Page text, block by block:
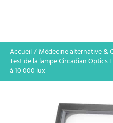
Accueil
Médecine alternative &
Test de la lampe Circadian Optics
à 10 000 lux